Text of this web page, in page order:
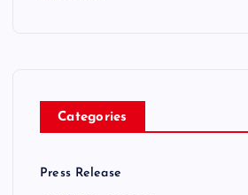
Categories
Press Release